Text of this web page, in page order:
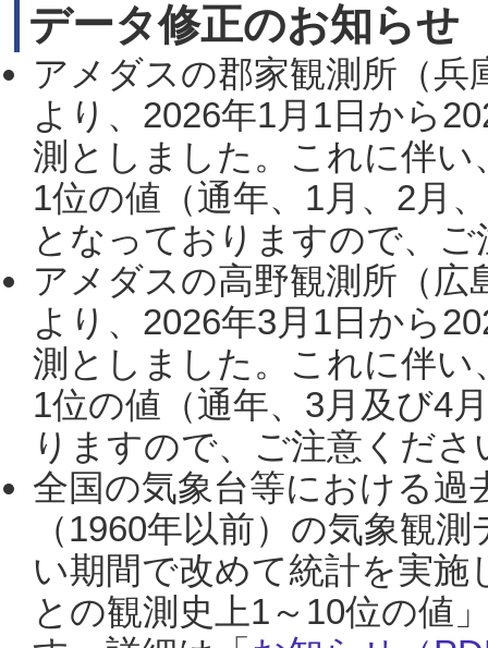
データ修正のお知らせ
アメダスの郡家観測所（
より、2026年1月1日から
測としました。これに伴い
1位の値（通年、1月、2月
となっておりますので、
アメダスの高野観測所（
より、2026年3月1日から
測としました。これに伴い
1位の値（通年、3月及び4
りますので、ご注意くだ
全国の気象台等における過
（1960年以前）の気象観
い期間で改めて統計を実
との観測史上1～10位の値